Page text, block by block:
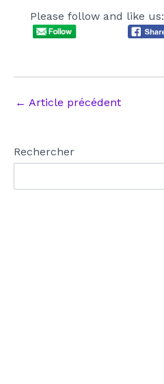
Please follow and like us:
Navigation
← Article précédent
Rechercher